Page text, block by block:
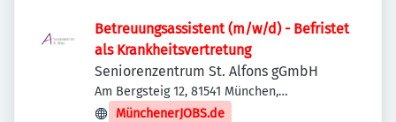
Betreuungsassistent (m/w/d) - Befristet
als Krankheitsvertretung
Seniorenzentrum St. Alfons gGmbH
Am Bergsteig 12, 81541 München,
Deutschland
MünchenerJOBS.de